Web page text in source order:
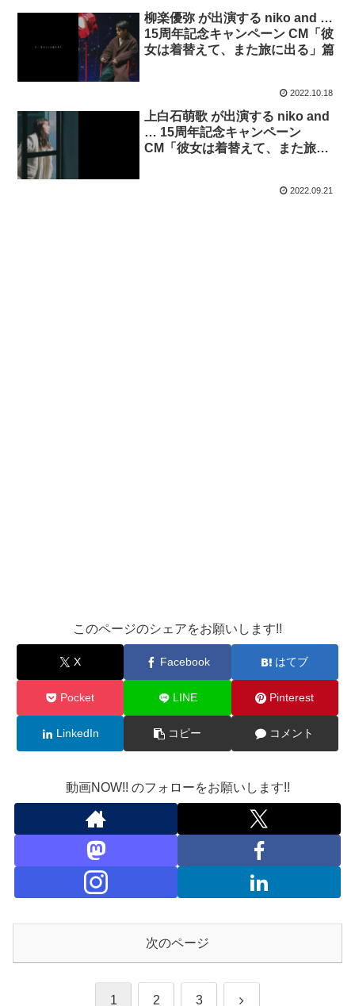
柳楽優弥 が出演する niko and …
15周年記念キャンペーン CM「彼
女は着替えて、また旅に出る」篇
2022.10.18
上白石萌歌 が出演する niko and
… 15周年記念キャンペーン
CM「彼女は着替えて、また旅に
2022.09.21
このページのシェアをお願いします!!
X Facebook はてブ
Pocket LINE Pinterest
LinkedIn コピー コメント
動画NOW!! のフォローをお願いします!!
次のページ
1 2 3 次